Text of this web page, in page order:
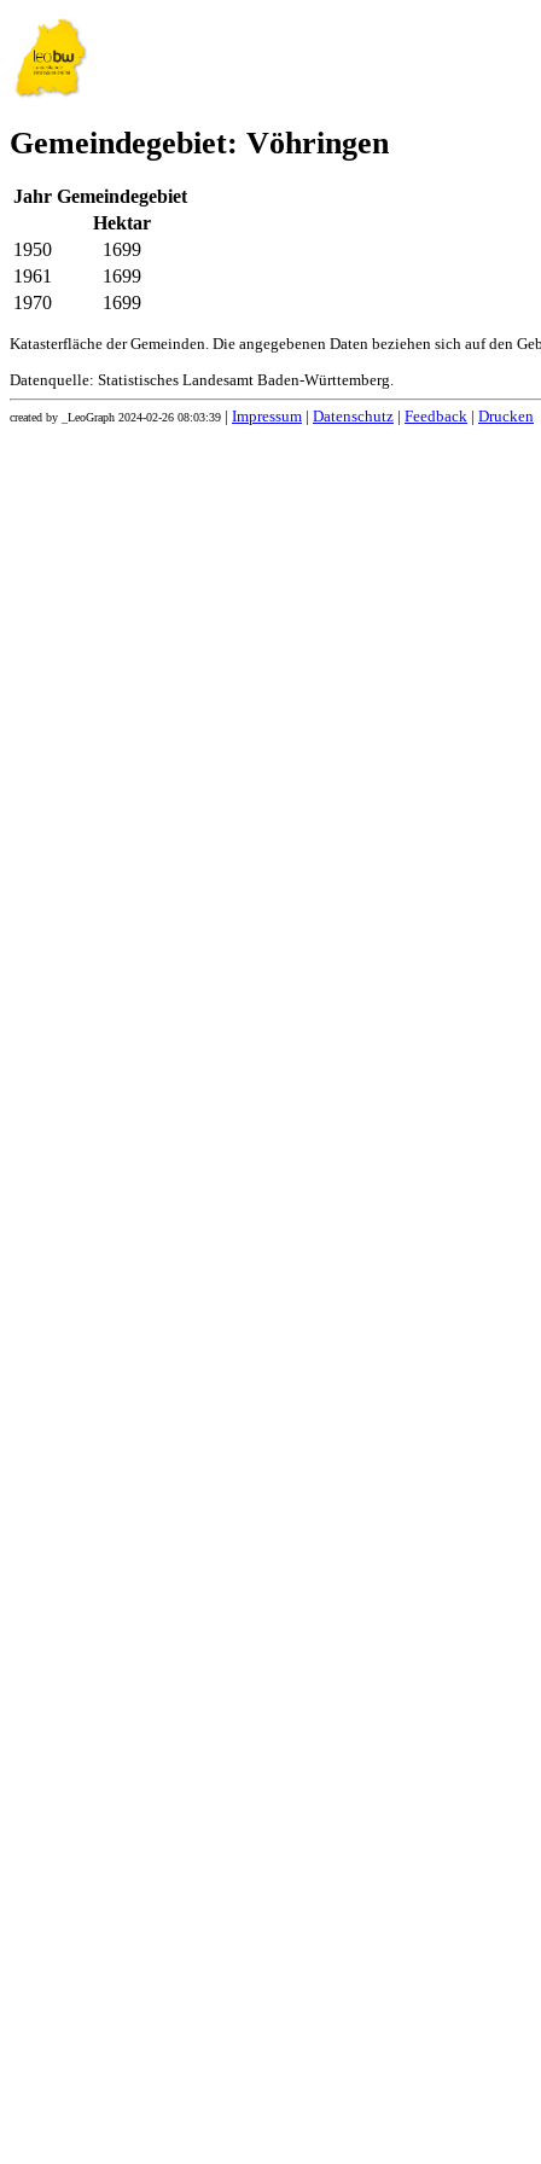
Gemeindegebiet: Vöhringen
Jahr Gemeindegebiet
Hektar
1950
1699
1961
1699
1970
1699
Katasterfläche der Gemeinden. Die angegebenen Daten beziehen sich auf den
Datenquelle: Statistisches Landesamt Baden-Württemberg.
created by _LeoGraph 2024-02-26 08:03:39 Impressum Datenschutz Feedback Drucken